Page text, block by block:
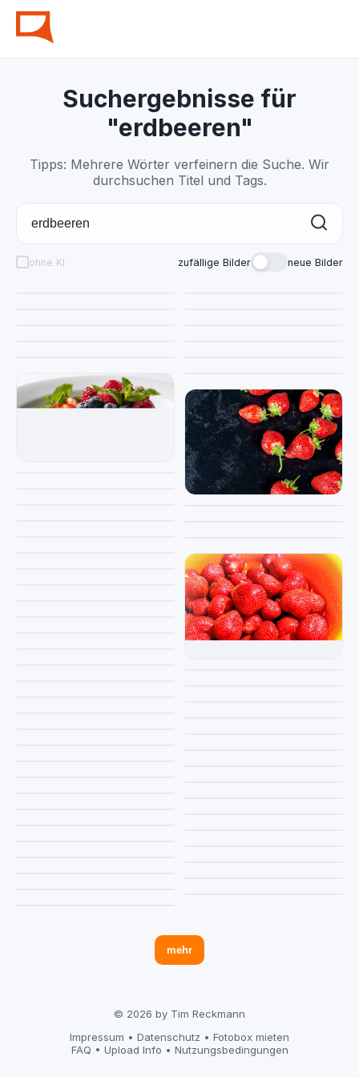
Suchergebnisse für
"erdbeeren"
Tipps: Mehrere Wörter verfeinern die Suche. Wir
durchsuchen Titel und Tags.
ohne KI zufällige Bilder neue Bilder
mehr
© 2026 by Tim Reckmann
Impressum • Datenschutz • Fotobox mieten
FAQ • Upload Info • Nutzungsbedingungen